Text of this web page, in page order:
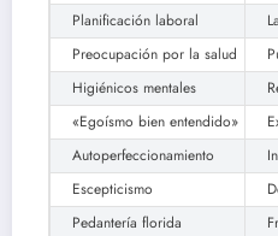
Planificación laboral
Preocupación por la salud
Higiénicos mentales
«Egoísmo bien entendido»
Autoperfeccionamiento
Escepticismo
Pedantería florida